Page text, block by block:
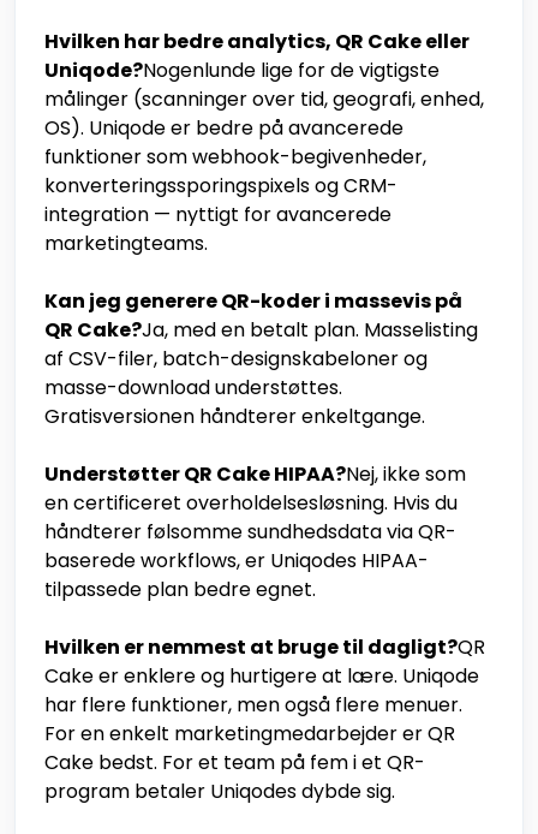
Hvilken har bedre analytics, QR Cake eller
Uniqode?Nogenlunde lige for de vigtigste
målinger (scanninger over tid, geografi, enhed,
OS). Uniqode er bedre på avancerede
funktioner som webhook-begivenheder,
konverteringssporingspixels og CRM-
integration — nyttigt for avancerede
marketingteams.
Kan jeg generere QR-koder i massevis på
QR Cake?Ja, med en betalt plan. Masselisting
af CSV-filer, batch-designskabeloner og
masse-download understøttes.
Gratisversionen håndterer enkeltgange.
Understøtter QR Cake HIPAA?Nej, ikke som
en certificeret overholdelsesløsning. Hvis du
håndterer følsomme sundhedsdata via QR-
baserede workflows, er Uniqodes HIPAA-
tilpassede plan bedre egnet.
Hvilken er nemmest at bruge til dagligt?QR
Cake er enklere og hurtigere at lære. Uniqode
har flere funktioner, men også flere menuer.
For en enkelt marketingmedarbejder er QR
Cake bedst. For et team på fem i et QR-
program betaler Uniqodes dybde sig.